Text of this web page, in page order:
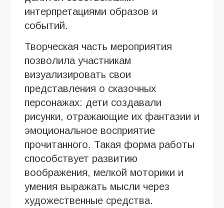
интерпретациями образов и
событий.
Творческая часть мероприятия
позволила участникам
визуализировать свои
представления о сказочных
персонажах: дети создавали
рисунки, отражающие их фантазии и
эмоциональное восприятие
прочитанного. Такая форма работы
способствует развитию
воображения, мелкой моторики и
умения выражать мысли через
художественные средства.